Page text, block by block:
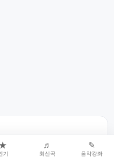
곳에서 찾을 수 있는 음악 정보
기
♬
최신곡
✎
음악강좌